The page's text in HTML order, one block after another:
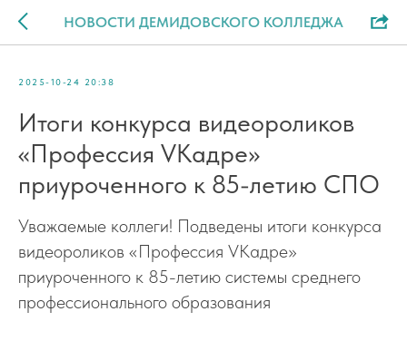
НОВОСТИ ДЕМИДОВСКОГО КОЛЛЕДЖА
2025-10-24 20:38
Итоги конкурса видеороликов
«Профессия VKадре»
приуроченного к 85-летию СПО
Уважаемые коллеги! Подведены итоги конкурса
видеороликов «Профессия VKадре»
приуроченного к 85-летию системы среднего
профессионального образования